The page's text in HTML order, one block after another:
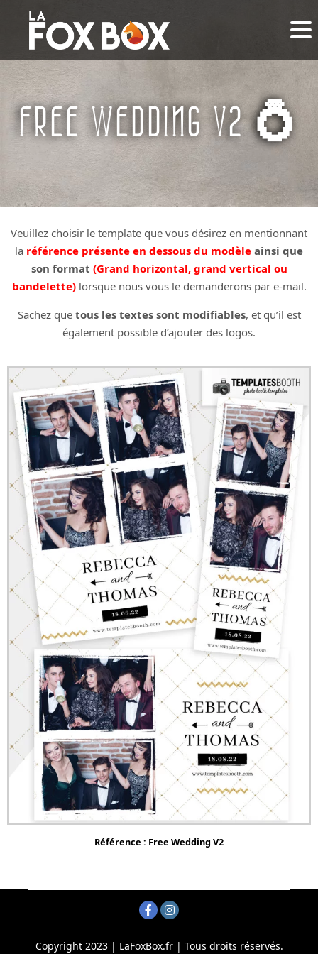
FREE WEDDING V2 💍
Veuillez choisir le template que vous désirez en mentionnant
la référence présente en dessous du modèle ainsi que
son format (Grand horizontal, grand vertical ou
bandelette) lorsque nous vous le demanderons par e-mail.
Sachez que tous les textes sont modifiables, et qu’il est
également possible d’ajouter des logos.
Référence : Free Wedding V2
Copyright 2023 | LaFoxBox.fr | Tous droits réservés.